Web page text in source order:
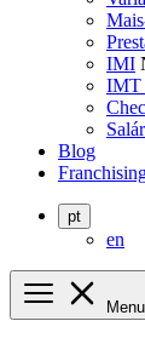
IMI
IMT
Blog
pt
en
Menu